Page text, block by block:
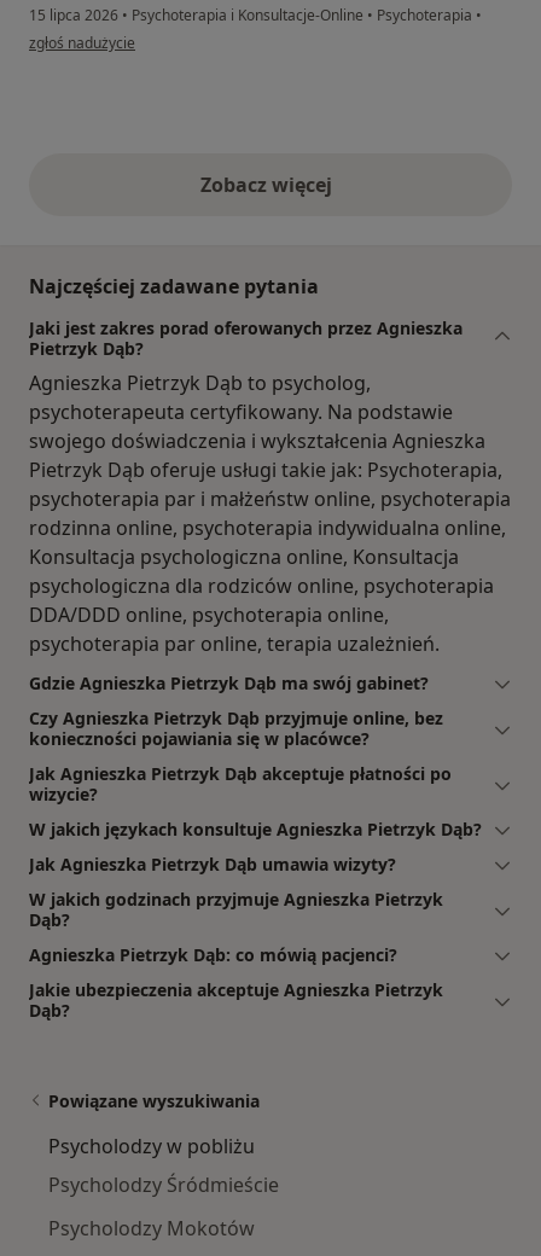
15 lipca 2026 • Psychoterapia i Konsultacje-Online • Psychoterapia •
w opinii użytkownika Iwona
zgłoś nadużycie
Zobacz więcejopinie powyżej
Najczęściej zadawane pytania
Jaki jest zakres porad oferowanych przez Agnieszka
Pietrzyk Dąb?
Agnieszka Pietrzyk Dąb to psycholog,
psychoterapeuta certyfikowany. Na podstawie
swojego doświadczenia i wykształcenia Agnieszka
Pietrzyk Dąb oferuje usługi takie jak: Psychoterapia,
psychoterapia par i małżeństw online, psychoterapia
rodzinna online, psychoterapia indywidualna online,
Konsultacja psychologiczna online, Konsultacja
psychologiczna dla rodziców online, psychoterapia
DDA/DDD online, psychoterapia online,
psychoterapia par online, terapia uzależnień.
Gdzie Agnieszka Pietrzyk Dąb ma swój gabinet?
Czy Agnieszka Pietrzyk Dąb przyjmuje online, bez
konieczności pojawiania się w placówce?
Jak Agnieszka Pietrzyk Dąb akceptuje płatności po
wizycie?
W jakich językach konsultuje Agnieszka Pietrzyk Dąb?
Jak Agnieszka Pietrzyk Dąb umawia wizyty?
W jakich godzinach przyjmuje Agnieszka Pietrzyk
Dąb?
Agnieszka Pietrzyk Dąb: co mówią pacjenci?
Jakie ubezpieczenia akceptuje Agnieszka Pietrzyk
Dąb?
Powiązane wyszukiwania
Psycholodzy w pobliżu
Psycholodzy Śródmieście
Psycholodzy Mokotów